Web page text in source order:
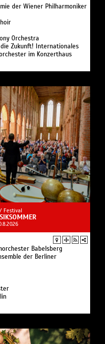
der Wiener Philharmoniker
Orchestra
Zukunft! Internationales
im Konzerthaus
Festival
Babelsberg
der Berliner